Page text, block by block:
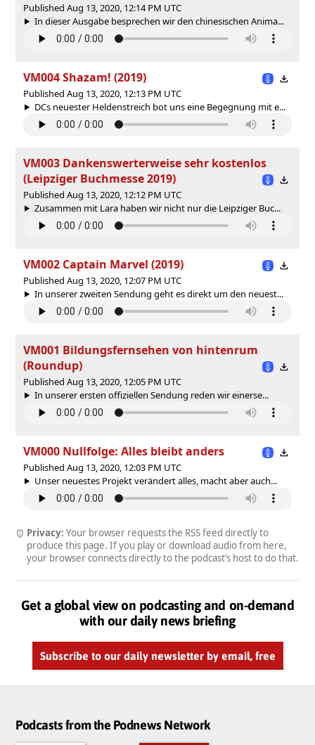
Published Aug 13, 2020, 12:14 PM UTC
In dieser Ausgabe besprechen wir den chinesischen Anima...
VM004 Shazam! (2019)
Published Aug 13, 2020, 12:13 PM UTC
DCs neuester Heldenstreich bot uns eine Begegnung mit e...
VM003 Dankenswerterweise sehr kostenlos
(Leipziger Buchmesse 2019)
Published Aug 13, 2020, 12:12 PM UTC
Zusammen mit Lara haben wir nicht nur die Leipziger Buc...
VM002 Captain Marvel (2019)
Published Aug 13, 2020, 12:07 PM UTC
In unserer zweiten Sendung geht es direkt um den neuest...
VM001 Bildungsfernsehen von hintenrum
(Roundup)
Published Aug 13, 2020, 12:05 PM UTC
In unserer ersten offiziellen Sendung reden wir einerse...
VM000 Nullfolge: Alles bleibt anders
Published Aug 13, 2020, 12:03 PM UTC
Unser neuestes Projekt verändert alles, macht aber auch...
Privacy: Your browser requests the RSS feed directly to
produce this page. If you play or download audio from here,
your browser connects directly to the podcast’s host to do that.
Get a global view on podcasting and on-demand
with our daily news briefing
Subscribe to our daily newsletter by email, free
Podcasts from the Podnews Network